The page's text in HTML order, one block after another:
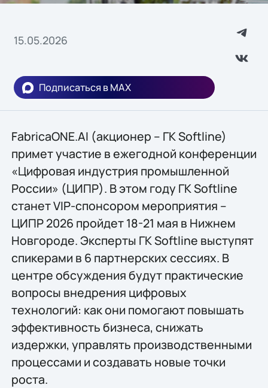
15.05.2026
Подписаться в MAX
FabricaONE.AI (акционер – ГК Softline)
примет участие в ежегодной конференции
«Цифровая индустрия промышленной
России» (ЦИПР). В этом году ГК Softline
станет VIP-спонсором мероприятия –
ЦИПР 2026 пройдет 18-21 мая в Нижнем
Новгороде. Эксперты ГК Softline выступят
спикерами в 6 партнерских сессиях. В
центре обсуждения будут практические
вопросы внедрения цифровых
технологий: как они помогают повышать
эффективность бизнеса, снижать
издержки, управлять производственными
процессами и создавать новые точки
роста.